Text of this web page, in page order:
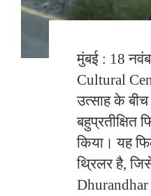
मुंबई : 18
Cultural
उत्साह के
किया। यह
थ्रिलर है,
Dhurandhar